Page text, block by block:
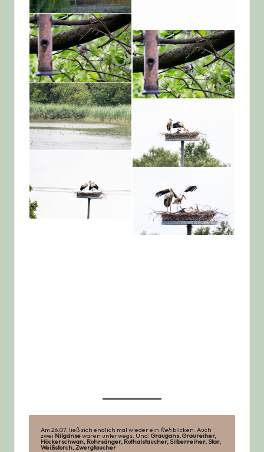
Am 26.07. ließ sich endlich mal wieder ein Reh blicken. Auch
zwei Nilgänsewaren unterwegs. Und: Graugans, Graureiher,
Höckerschwan, Rohrsänger, Rothalstaucher, Silberreiher, Star,
Weißstorch, Zwergtaucher